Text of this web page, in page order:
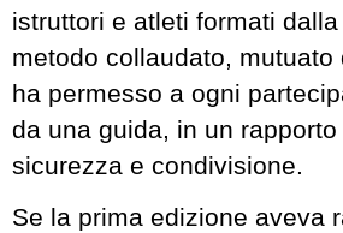
istruttori e atleti formati
metodo collaudato,
ha permesso a ogni
da una guida, in un
sicurezza e condivisione.
Se la prima edizione aveva